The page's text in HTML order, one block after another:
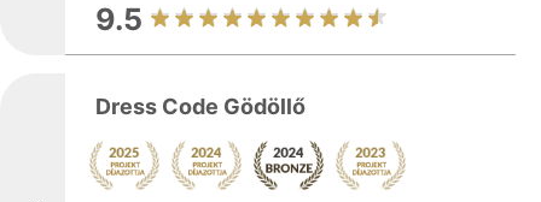
9.5
Dress Code Gödöllő